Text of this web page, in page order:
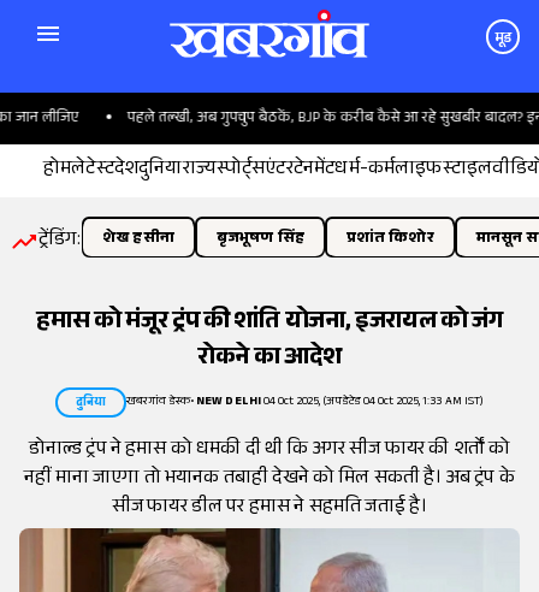
मूड
लीजिए पहले तल्खी, अब गुपचुप बैठकें, BJP के करीब कैसे आ रहे सुखबीर बादल? इनसाइड
होमलेटेस्टदेशदुनियाराज्यस्पोर्ट्सएंटरटेनमेंटधर्म-कर्मलाइफस्टाइल
ट्रेंडिंग: शेख हसीना बृजभूषण सिंह प्रशांत किशोर मानसून
हमास को मंजूर ट्रंप की शांति योजना, इजरायल को जंग
रोकने का आदेश
दुनिया खबरगांव डेस्क•NEW DELHI04 Oct 2025, (अपडेटेड 04 Oct 2025, 1:33 AM IST)
डोनाल्ड ट्रंप ने हमास को धमकी दी थी कि अगर सीज फायर की शर्तों को
नहीं माना जाएगा तो भयानक तबाही देखने को मिल सकती है। अब ट्रंप के
सीज फायर डील पर हमास ने सहमति जताई है।